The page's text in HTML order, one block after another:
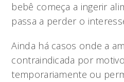
bebê começa a ingerir
passa a perder o
Ainda há casos onde a
contraindicada por
temporariamente ou